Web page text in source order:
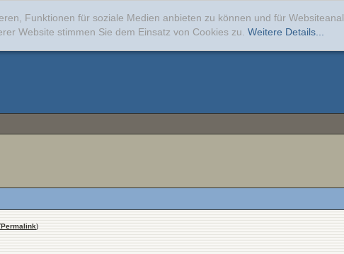
Funktionen für soziale Medien anbieten zu können und für
Website stimmen Sie dem Einsatz von Cookies zu. Weitere Details...
Permalink)